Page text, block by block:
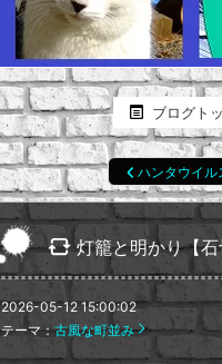
ブログト
ハンタウイ
灯籠と明かり【
2026-05-12 15:00:02
テーマ：古風な町並み